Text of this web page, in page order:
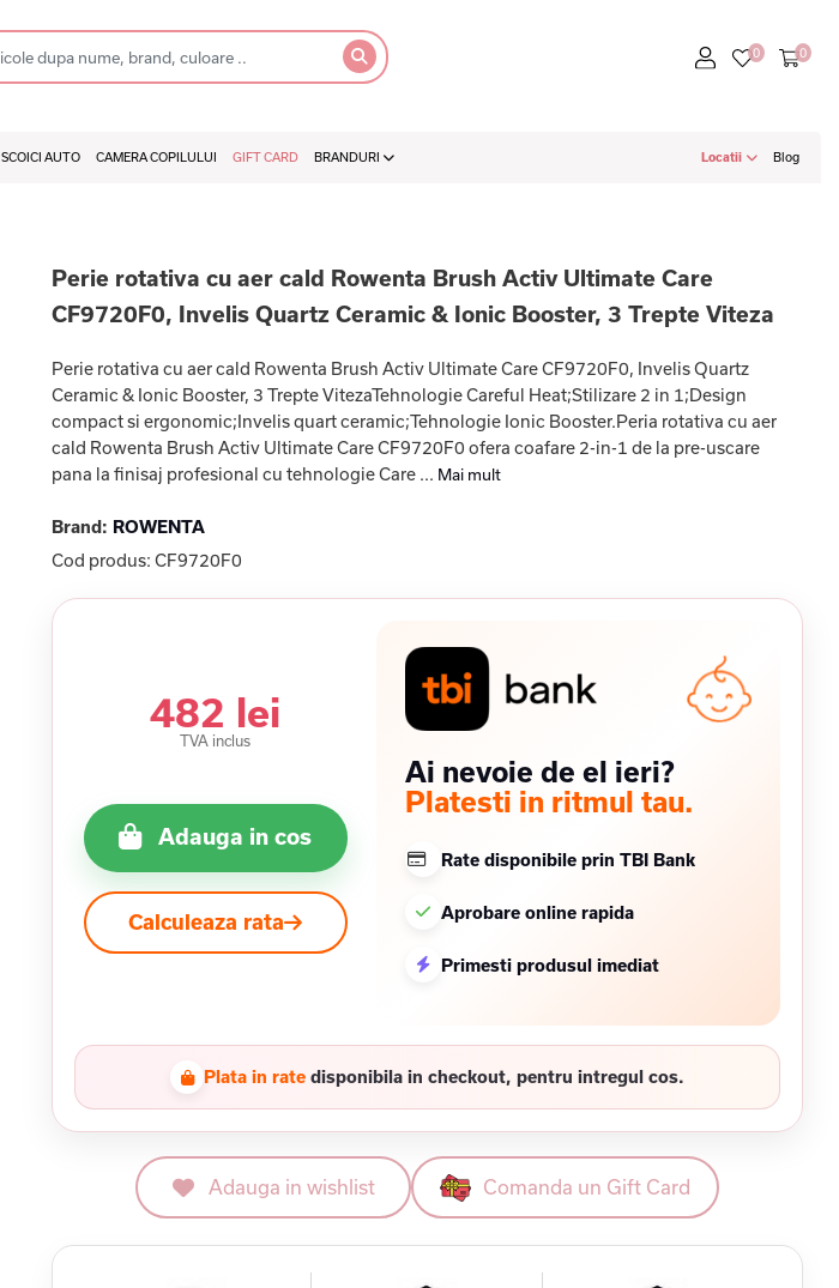
SCOICI AUTO CAMERA COPILULUI GIFT CARD BRANDURI Locatii Blog
Perie rotativa cu aer cald Rowenta Brush Activ Ultimate Care
CF9720F0, Invelis Quartz Ceramic & Ionic Booster, 3 Trepte Viteza
Perie rotativa cu aer cald Rowenta Brush Activ Ultimate Care CF9720F0, Invelis Quartz
Ceramic & Ionic Booster, 3 Trepte VitezaTehnologie Careful Heat;Stilizare 2 in 1;Design
compact si ergonomic;Invelis quart ceramic;Tehnologie Ionic Booster.Peria rotativa cu aer
cald Rowenta Brush Activ Ultimate Care CF9720F0 ofera coafare 2-in-1 de la pre-uscare
pana la finisaj profesional cu tehnologie Care ... Mai mult
Brand: ROWENTA
Cod produs: CF9720F0
482 lei
TVA inclus
Adauga in cos
Calculeaza rata
Ai nevoie de el ieri?
Platesti in ritmul tau.
Rate disponibile prin TBI Bank
Aprobare online rapida
Primesti produsul imediat
Plata in rate disponibila in checkout, pentru intregul cos.
Adauga in wishlist Comanda un Gift Card